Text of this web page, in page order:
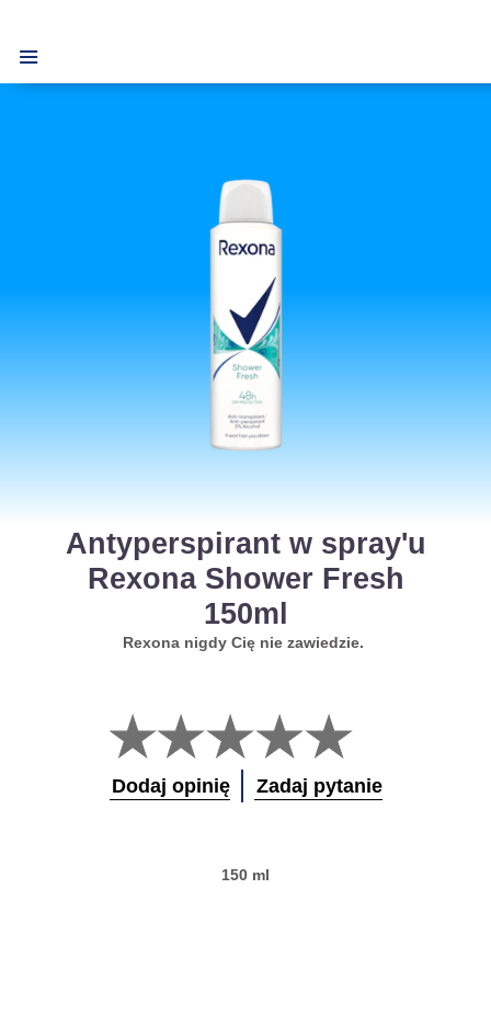
Antyperspirant w spray'u
Rexona Shower Fresh
150ml
Rexona nigdy Cię nie zawiedzie.
Nie
przesłano
żadnych
ocen
dla
Dodaj opinię Zadaj pytanie
150 ml